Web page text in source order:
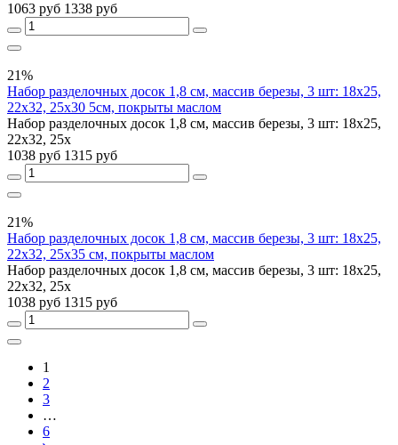
1063 руб 1338 руб
21%
Набор разделочных досок 1,8 см, массив березы, 3 шт: 18х25,
22х32, 25х30 5см, покрыты маслом
Набор разделочных досок 1,8 см, массив березы, 3 шт: 18х25,
22х32, 25х
1038 руб 1315 руб
21%
Набор разделочных досок 1,8 см, массив березы, 3 шт: 18х25,
22х32, 25х35 см, покрыты маслом
Набор разделочных досок 1,8 см, массив березы, 3 шт: 18х25,
22х32, 25х
1038 руб 1315 руб
1
2
3
…
6